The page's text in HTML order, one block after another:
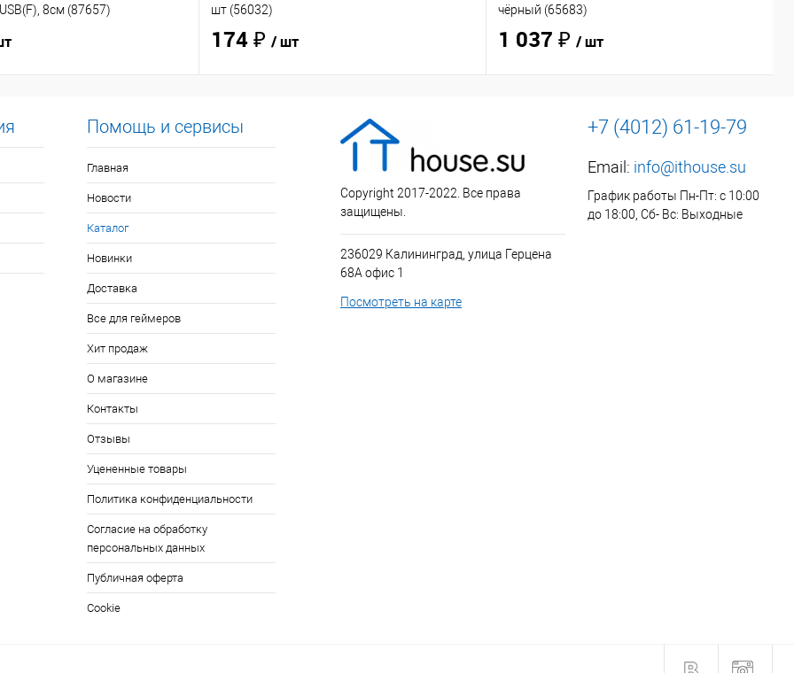
8см (87657)
шт (56032)
174 ₽ / шт
чёрный (65683)
1 037 ₽ / шт
Помощь и сервисы
Главная
Новости
Каталог
Новинки
Доставка
Все для геймеров
Хит продаж
О магазине
Контакты
Отзывы
Уцененные товары
Политика конфиденциальности
Согласие на обработку
персональных данных
Публичная оферта
Cookie
Copyright 2017-2022. Все права
защищены.
236029 Калининград, улица Герцена
68А офис 1
Посмотреть на карте
+7 (4012) 61-19-79
Email: info@ithouse.su
График работы Пн-Пт: с 10:00
до 18:00, Сб- Вс: Выходные